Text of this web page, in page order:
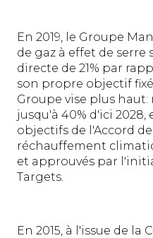
En 2019, le Groupe
de gaz à effet de
directe de 21% par
son propre objectif fixé
Groupe vise plus
jusqu'à 40% d'ici 2028,
objectifs de l'Accord
réchauffement
et approuvés par
Targets.
En 2015, à l'issue de la